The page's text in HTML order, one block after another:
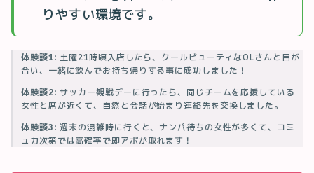
りやすい環境です。
体験談1: 土曜21時頃入店したら、クールビューティなOLさんと目が
合い、一緒に飲んでお持ち帰りする事に成功しました！
体験談2: サッカー観戦デーに行ったら、同じチームを応援している
女性と席が近くて、自然と会話が始まり連絡先を交換しました。
体験談3: 週末の混雑時に行くと、ナンパ待ちの女性が多くて、コミ
ュ力次第では高確率で即アポが取れます！